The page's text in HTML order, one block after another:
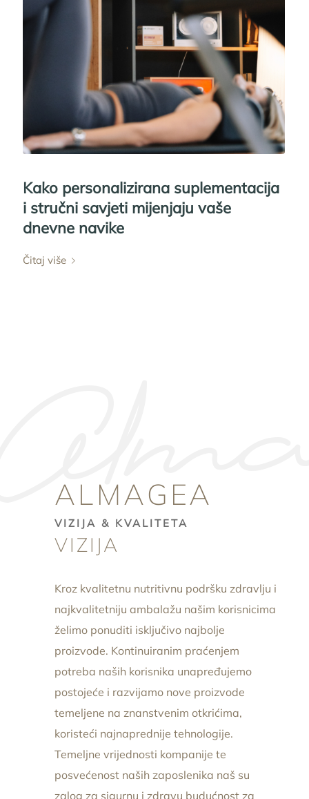
Kako personalizirana suplementacija
i stručni savjeti mijenjaju vaše
dnevne navike
Čitaj više
ALMAGEA
VIZIJA & KVALITETA
VIZIJA
Kroz kvalitetnu nutritivnu podršku zdravlju i
najkvalitetniju ambalažu našim korisnicima
želimo ponuditi isključivo najbolje
proizvode. Kontinuiranim praćenjem
potreba naših korisnika unapređujemo
postojeće i razvijamo nove proizvode
temeljene na znanstvenim otkrićima,
koristeći najnaprednije tehnologije.
Temeljne vrijednosti kompanije te
posvećenost naših zaposlenika naš su
zalog za sigurnu i zdravu budućnost za